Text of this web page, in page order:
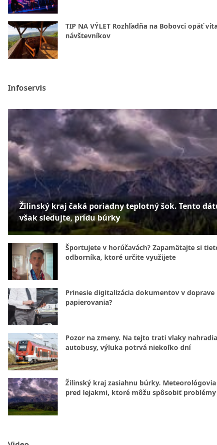
TIP NA VÝLET Rozhľadňa na Bobovci opäť
návštevníkov
Infoservis
Žilinský kraj čaká poriadny teplotný šok. Tento
však sledujte, prídu búrky
Športujete v horúčavách? Zapamätajte si
odborníka, ktoré určite využijete
Prinesie digitalizácia dokumentov v doprave
papierovania?
Pozor na zmeny. Na tejto trati vlaky nahradia
autobusy, výluka potrvá niekoľko dní
Žilinský kraj zasiahnu búrky.
pred lejakmi, ktoré môžu spôsobiť problémy